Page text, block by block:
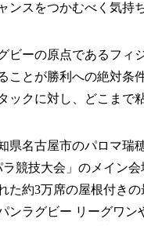
ンスをつかむべく気持
ーの原点であるフィ
ことが勝利への絶対
ックに対し、どこまで
名古屋市のパロマ瑞
競技大会」のメイン
た約3万席の屋根付き
ンラグビー リーグワ